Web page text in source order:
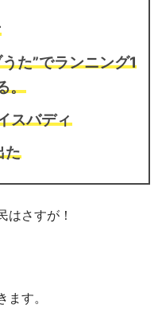
た”でランニング1
。
スバディ
た
はさすが！
す。